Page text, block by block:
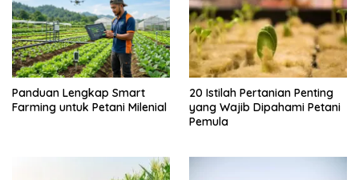
Panduan Lengkap Smart
Farming untuk Petani Milenial
20 Istilah Pertanian Penting
yang Wajib Dipahami Petani
Pemula